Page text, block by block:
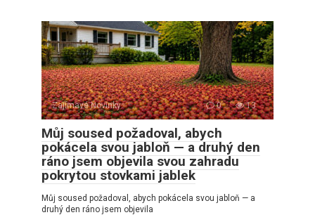
Zajímavé Novinky 0 13
Můj soused požadoval, abych
pokácela svou jabloň — a druhý den
ráno jsem objevila svou zahradu
pokrytou stovkami jablek
Můj soused požadoval, abych pokácela svou jabloň — a
druhý den ráno jsem objevila